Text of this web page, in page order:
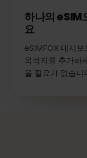
하나의 eSIM
요
eSIMFOX 대시
목적지를 추가하
을 필요가 없습니